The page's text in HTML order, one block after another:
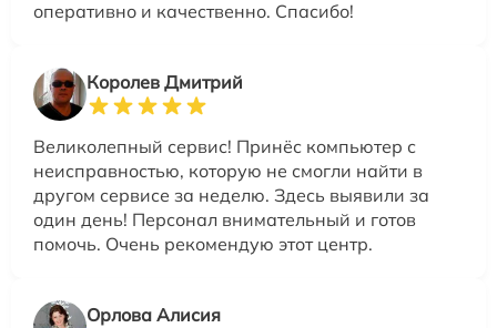
оперативно и качественно. Спасибо!
Королев Дмитрий
Великолепный сервис! Принёс компьютер с
неисправностью, которую не смогли найти в
другом сервисе за неделю. Здесь выявили за
один день! Персонал внимательный и готов
помочь. Очень рекомендую этот центр.
Орлова Алисия